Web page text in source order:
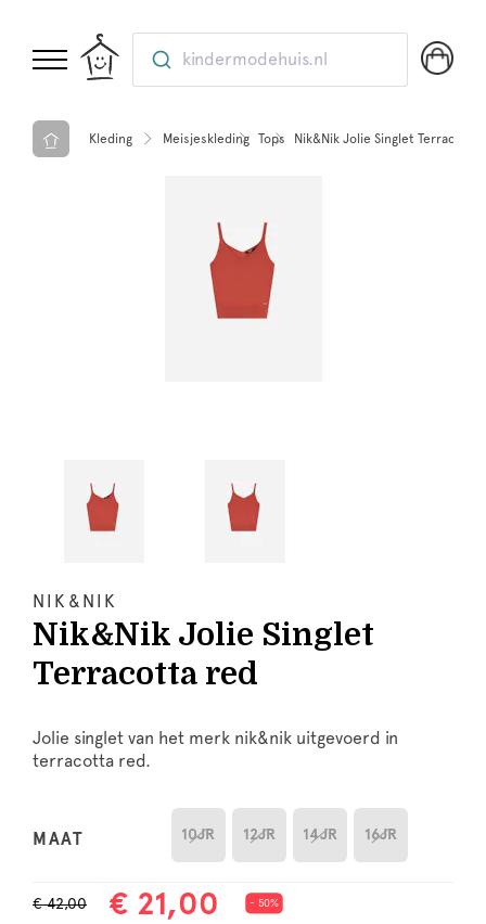
kindermodehuis.nl
Kleding Meisjeskleding Tops Nik&Nik Jolie Singlet Terracotta
NIK&NIK
Nik&Nik Jolie Singlet
Terracotta red
Jolie singlet van het merk nik&nik uitgevoerd in
terracotta red.
MAAT 10JR 12JR 14JR 16JR
€ 42,00 € 21,00 - 50%